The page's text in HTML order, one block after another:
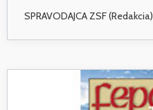
SPRAVODAJCA ZSF (Redakcia)